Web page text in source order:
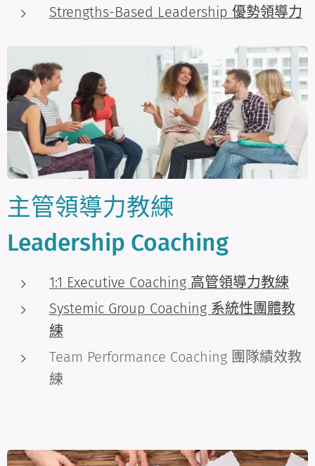
Strengths-Based Leadership 優勢領導力
主管領導力教練
Leadership Coaching
1:1 Executive Coaching 高管領導力教練
Systemic Group Coaching 系統性團體教
練
Team Performance Coaching 團隊績效教
練